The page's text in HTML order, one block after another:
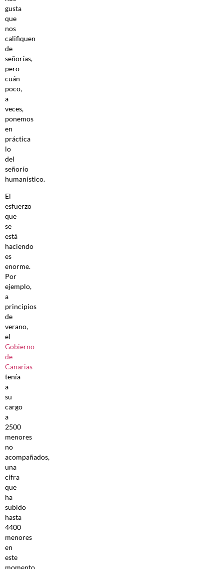
gusta
que
nos
califiquen
de
señorías,
pero
cuán
poco,
a
veces,
ponemos
en
práctica
lo
del
señorío
humanístico.
El
esfuerzo
que
se
está
haciendo
es
enorme.
Por
ejemplo,
a
principios
de
verano,
el
Gobierno
de
Canarias
tenía
a
su
cargo
a
2500
menores
no
acompañados,
una
cifra
que
ha
subido
hasta
4400
menores
en
este